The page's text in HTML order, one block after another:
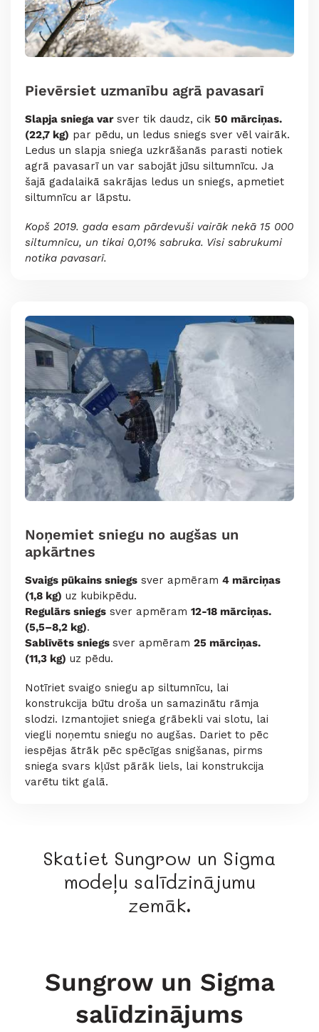
Pievērsiet uzmanību agrā pavasarī
Slapja sniega varsver tik daudz, cik 50 mārciņas.
(22,7 kg) par pēdu, un ledus sniegs sver vēl vairāk.
Ledus un slapja sniega uzkrāšanās parasti notiek
agrā pavasarī un var sabojāt jūsu siltumnīcu. Ja
šajā gadalaikā sakrājas ledus un sniegs, apmetiet
siltumnīcu ar lāpstu.
Kopš 2019. gada esam pārdevuši vairāk nekā 15 000
siltumnīcu, un tikai 0,01% sabruka. Visi sabrukumi
notika pavasarī.
Noņemiet sniegu no augšas un
apkārtnes
Svaigs pūkains sniegs sver apmēram 4 mārciņas
(1,8 kg) uz kubikpēdu.
Regulārs sniegs sver apmēram 12-18 mārciņas.
(5,5–8,2 kg).
Sablīvēts sniegs sver apmēram 25 mārciņas.
(11,3 kg) uz pēdu.
Notīriet svaigo sniegu ap siltumnīcu, lai
konstrukcija būtu droša un samazinātu rāmja
slodzi. Izmantojiet sniega grābekli vai slotu, lai
viegli noņemtu sniegu no augšas. Dariet to pēc
iespējas ātrāk pēc spēcīgas snigšanas, pirms
sniega svars kļūst pārāk liels, lai konstrukcija
varētu tikt galā.
Skatiet Sungrow un Sigma
modeļu salīdzinājumu
zemāk.
Sungrow un Sigma
salīdzinājums